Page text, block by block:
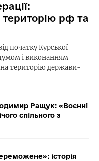
територію рф та
початку Курської
і виконанням
на територію держави-
Ращук: «Воєнні
спільного з
історія